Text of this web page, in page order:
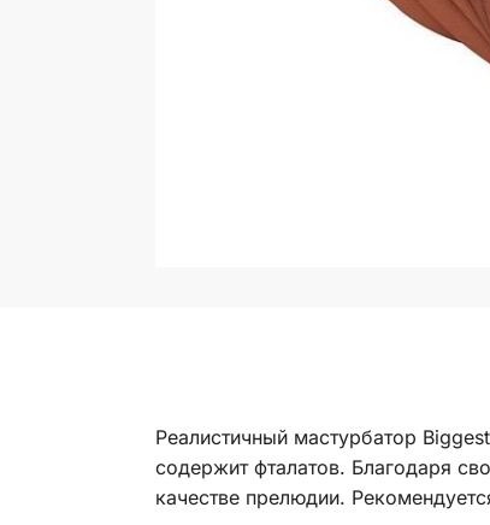
Реалистичный мастурбатор
содержит фталатов. Благодаря
качестве прелюдии.